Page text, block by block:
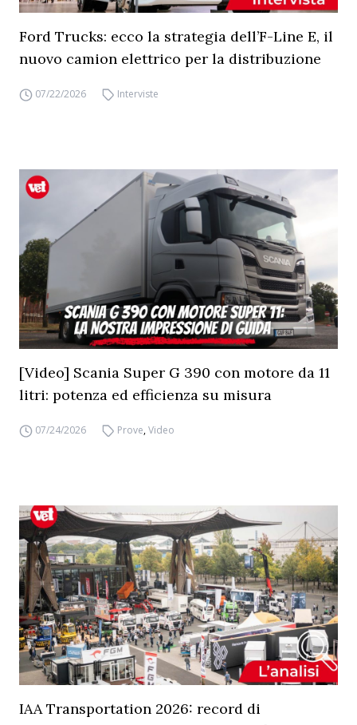
Ford Trucks: ecco la strategia dell’F-Line E, il
nuovo camion elettrico per la distribuzione
07/22/2026 Interviste
[Video] Scania Super G 390 con motore da 11
litri: potenza ed efficienza su misura
07/24/2026 Prove,Video
IAA Transportation 2026: record di